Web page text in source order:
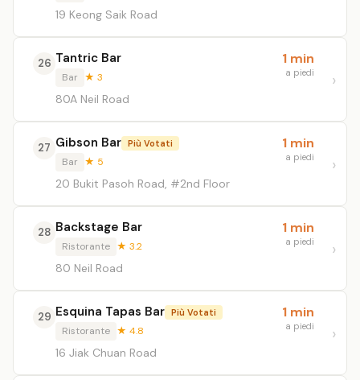
19 Keong Saik Road
26 Tantric Bar
Bar ★ 3
80A Neil Road
1 min
a piedi
27 Gibson Bar Più Votati
Bar ★ 5
20 Bukit Pasoh Road, #2nd Floor
1 min
a piedi
28 Backstage Bar
Ristorante ★ 3.2
80 Neil Road
1 min
a piedi
29 Esquina Tapas Bar Più Votati
Ristorante ★ 4.8
16 Jiak Chuan Road
1 min
a piedi